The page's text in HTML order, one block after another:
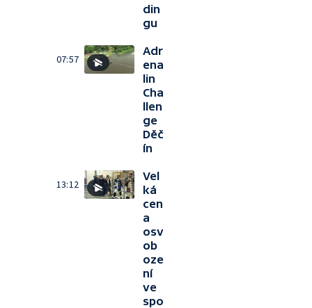
din
gu
07:57
Adr
ena
lin
Cha
llen
ge
Děč
ín
13:12
Vel
ká
cen
a
osv
ob
oze
ní
ve
spo